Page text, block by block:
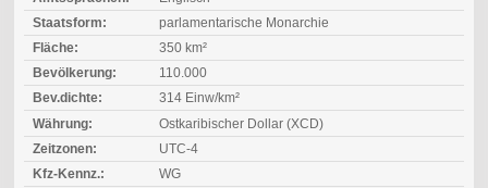
Staatsform:
parlamentarische Monarchie
Fläche:
350 km²
Bevölkerung:
110.000
Bev.dichte:
314 Einw/km²
Währung:
Ostkaribischer Dollar (XCD)
Zeitzonen:
UTC-4
Kfz-Kennz.:
WG